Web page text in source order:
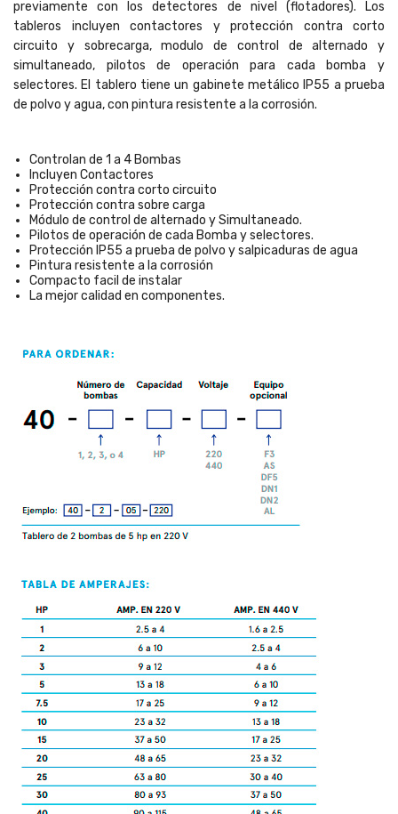
previamente con los detectores de nivel (flotadores). Los
tableros incluyen contactores y protección contra corto
circuito y sobrecarga, modulo de control de alternado y
simultaneado, pilotos de operación para cada bomba y
selectores. El tablero tiene un gabinete metálico IP55 a prueba
de polvo y agua, con pintura resistente a la corrosión.
Controlan de 1 a 4 Bombas
Incluyen Contactores
Protección contra corto circuito
Protección contra sobre carga
Módulo de control de alternado y Simultaneado.
Pilotos de operación de cada Bomba y selectores.
Protección IP55 a prueba de polvo y salpicaduras de agua
Pintura resistente a la corrosión
Compacto facil de instalar
La mejor calidad en componentes.